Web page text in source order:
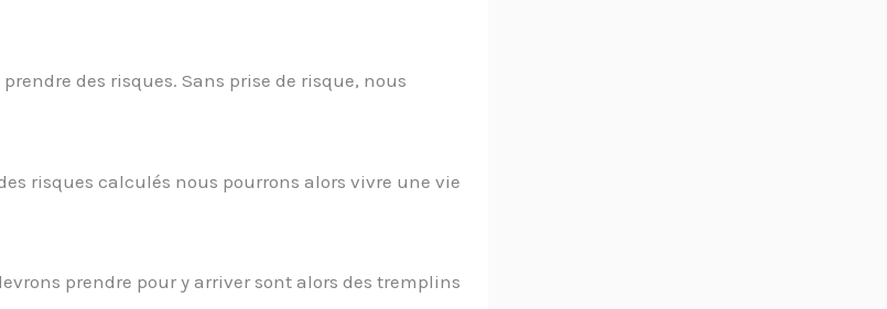
des risques. Sans prise de risque, nous
risques calculés nous pourrons alors vivre une vie
prendre pour y arriver sont alors des tremplins